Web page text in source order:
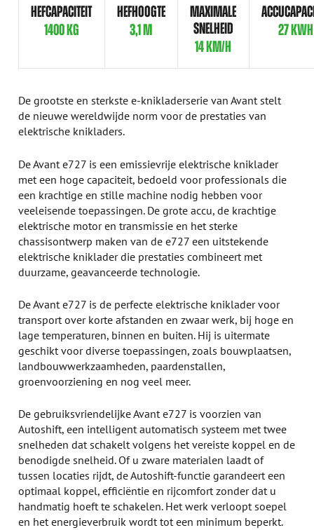
HEFCAPACITEIT
1400 KG
HEFHOOGTE
3,1 M
MAXIMALE
SNELHEID
14 KM/H
27 KWH
De grootste en sterkste e-knikladerserie van Avant stelt
de nieuwe wereldwijde norm voor de prestaties van
elektrische knikladers.
De Avant e727 is een emissievrije elektrische kniklader
met een hoge capaciteit, bedoeld voor professionals die
een krachtige en stille machine nodig hebben voor
veeleisende toepassingen. De grote accu, de krachtige
elektrische motor en transmissie en het sterke
chassisontwerp maken van de e727 een uitstekende
elektrische kniklader die prestaties combineert met
duurzame, geavanceerde technologie.
De Avant e727 is de perfecte elektrische kniklader voor
transport over korte afstanden en zwaar werk, bij hoge en
lage temperaturen, binnen en buiten. Hij is uitermate
geschikt voor diverse toepassingen, zoals bouwplaatsen,
landbouwwerkzaamheden, paardenstallen,
groenvoorziening en nog veel meer.
De gebruiksvriendelijke Avant e727 is voorzien van
Autoshift, een intelligent automatisch systeem met twee
snelheden dat schakelt volgens het vereiste koppel en de
benodigde snelheid. Of u zware materialen laadt of
tussen locaties rijdt, de Autoshift-functie garandeert een
optimaal koppel, efficiëntie en rijcomfort zonder dat u
handmatig hoeft te schakelen. Het werk verloopt soepel
en het energieverbruik wordt tot een minimum beperkt.